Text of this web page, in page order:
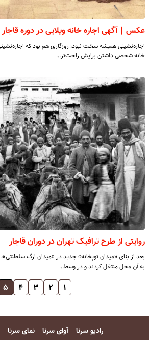
عکس | آگهی اجاره خانه‌ ویلایی در دوره قاجار
اجاره‌نشینی همیشه سخت نبود؛ روزگاری هم بود که
خانه شخصی داشتن برایش راحت‌تر…
روایتی از طرح ترافیک تهران در دوران قاجار
بعد از بنای «میدان توپخانه» جدید در «میدان ارگ
به آن محل منتقل کردند و در وسط…
۱ ۲ ۳ ۴ ۵
رادیو سرنا آوای سرنا نمای سرنا